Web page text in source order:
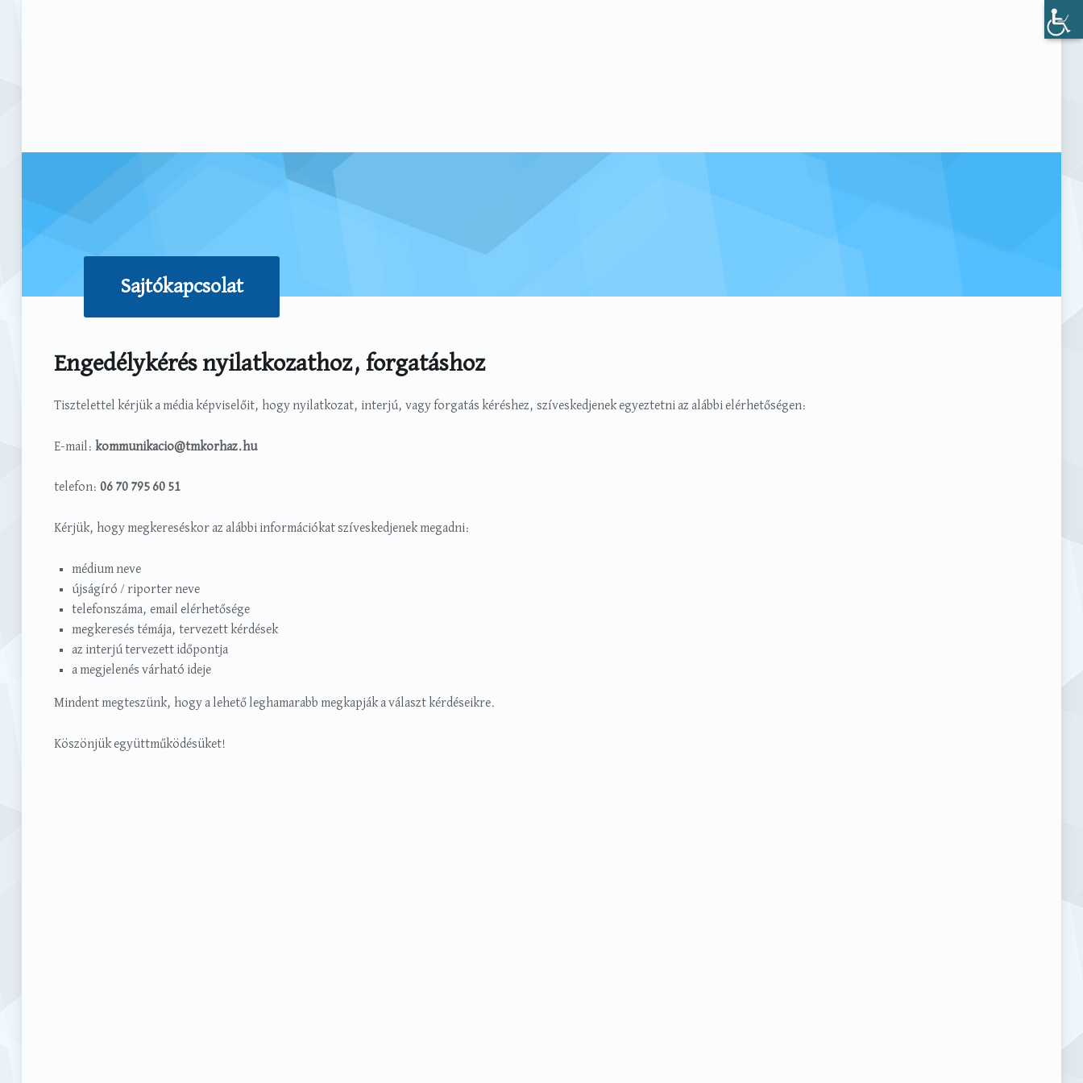
Sajtókapcsolat
Engedélykérés nyilatkozathoz, forgatáshoz
Tisztelettel kérjük a média képviselőit, hogy nyilatkozat, interjú, vagy forgatás kéréshez, szíveskedjenek egyeztetni az alábbi elérhetőségen:
E-mail: kommunikacio@tmkorhaz.hu
telefon: 06 70 795 60 51
Kérjük, hogy megkereséskor az alábbi információkat szíveskedjenek megadni:
médium neve
újságíró / riporter neve
telefonszáma, email elérhetősége
megkeresés témája, tervezett kérdések
az interjú tervezett időpontja
a megjelenés várható ideje
Mindent megteszünk, hogy a lehető leghamarabb megkapják a választ kérdéseikre.
Köszönjük együttműködésüket!